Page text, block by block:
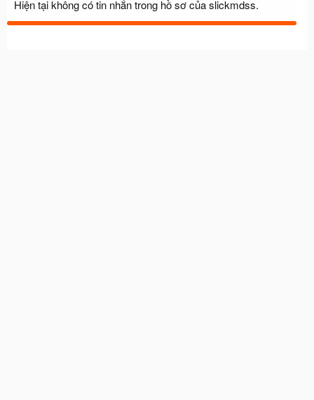
Hiện tại không có tin nhắn trong hồ sơ của slickmdss.